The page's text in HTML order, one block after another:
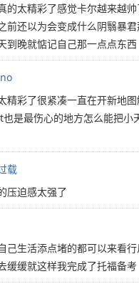
的太精彩了感觉卡尔越来越
前还以为会变成什么阴翳暴
到晚就惦记自己那一点点东西
精彩了很紧凑一直在开新地
是最伤心的地方怎么能把小
载
压迫感太强了
己生活添点堵的都可以来看
缓缓就这样我完成了托福备考